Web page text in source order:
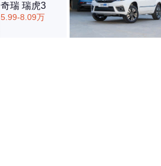
奇瑞 瑞虎3
5.99-8.09万